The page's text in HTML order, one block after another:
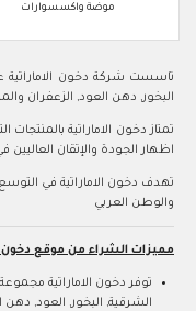
موضة واكسسوارات
البخور, دهن العود, الزعفران
تمتاز دخون الاماراتية
اظهار الجودة والإتقان
تهدف دخون الاماراتية في
والوطن العربي
مميزات الشراء من موقع دخون
توفر دخون الاماراتية
الشرقية, البخور, العود, دهن